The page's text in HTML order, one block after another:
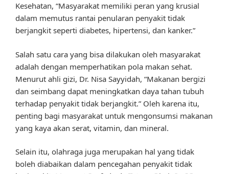
Kesehatan, “Masyarakat memiliki peran yang krusial
dalam memutus rantai penularan penyakit tidak
berjangkit seperti diabetes, hipertensi, dan kanker.”
Salah satu cara yang bisa dilakukan oleh masyarakat
adalah dengan memperhatikan pola makan sehat.
Menurut ahli gizi, Dr. Nisa Sayyidah, “Makanan bergizi
dan seimbang dapat meningkatkan daya tahan tubuh
terhadap penyakit tidak berjangkit.” Oleh karena itu,
penting bagi masyarakat untuk mengonsumsi makanan
yang kaya akan serat, vitamin, dan mineral.
Selain itu, olahraga juga merupakan hal yang tidak
boleh diabaikan dalam pencegahan penyakit tidak